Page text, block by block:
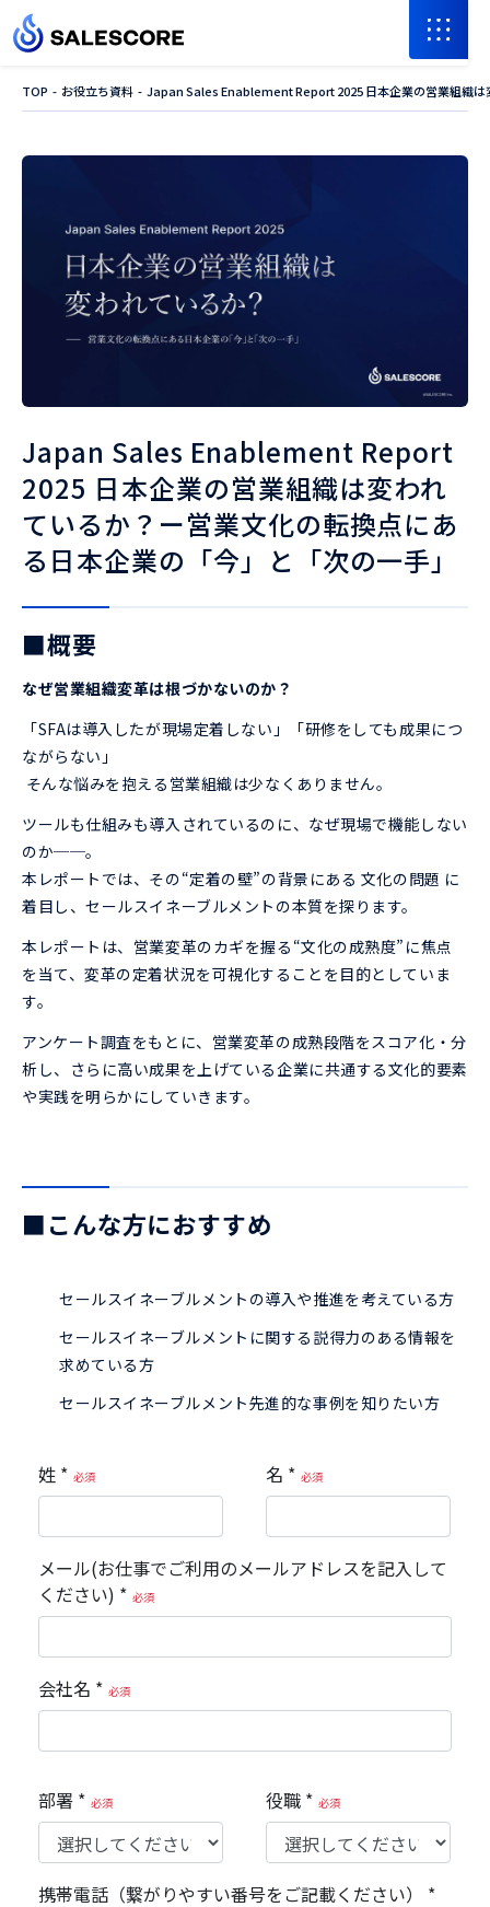
TOP お役立ち資料 Japan Sales Enablement Report 2025 日本企業の営業組織は
Japan Sales Enablement Report
2025 日本企業の営業組織は変われ
ているか？ー営業文化の転換点にあ
る日本企業の「今」と「次の一手」
■概要
なぜ営業組織変革は根づかないのか？
「SFAは導入したが現場定着しない」「研修をしても成果につ
ながらない」
そんな悩みを抱える営業組織は少なくありません。
ツールも仕組みも導入されているのに、なぜ現場で機能しない
のか──。
本レポートでは、その“定着の壁”の背景にある 文化の問題 に
着目し、セールスイネーブルメントの本質を探ります。
本レポートは、営業変革のカギを握る“文化の成熟度”に焦点
を当て、変革の定着状況を可視化することを目的としていま
す。
アンケート調査をもとに、営業変革の成熟段階をスコア化・分
析し、さらに高い成果を上げている企業に共通する文化的要素
や実践を明らかにしていきます。
■こんな方におすすめ
セールスイネーブルメントの導入や推進を考えている方
セールスイネーブルメントに関する説得力のある情報を
求めている方
セールスイネーブルメント先進的な事例を知りたい方